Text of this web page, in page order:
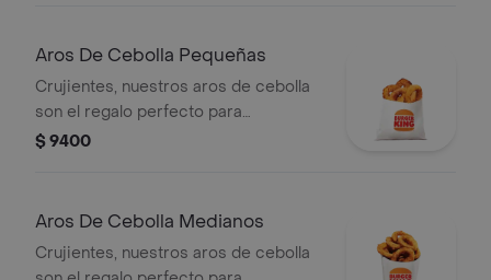
Aros De Cebolla Pequeñas
Crujientes, nuestros aros de cebolla
son el regalo perfecto para
sumergirse con alguna denuestras
$ 9400
Aros De Cebolla Medianos
Crujientes, nuestros aros de cebolla